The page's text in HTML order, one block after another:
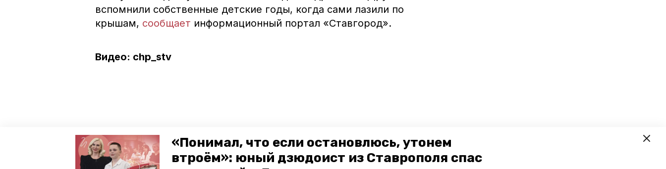
«Понимал, что если остановлюсь, утонем
втроём»: юный дзюдоист из Ставрополя спас
вспомнили собственные детские годы, когда сами лазили по
крышам, сообщает информационный портал «Ставгород».
Видео: chp_stv